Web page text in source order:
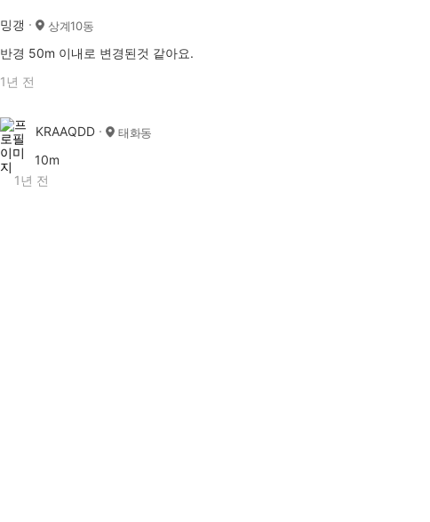
밍갱 상계10동
반경 50m 이내로 변경된것 같아요.
1년 전
KRAAQDD 태화동
10m
1년 전